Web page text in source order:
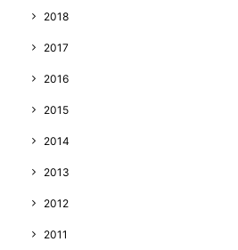
2018
2017
2016
2015
2014
2013
2012
2011